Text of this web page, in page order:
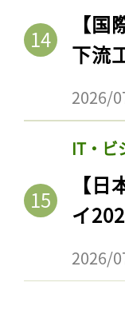
【
下流
2026/
IT・ビ
【
イ
2026/